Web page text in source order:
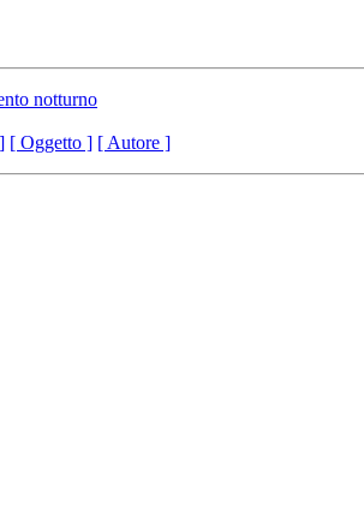
notturno
[ Oggetto ] [ Autore ]